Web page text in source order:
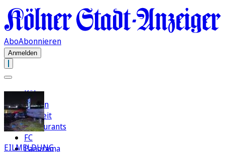
AboAbonnieren
Anmelden
Köln
Region
Freizeit
Restaurants
FC
Panorama
EILMELDUNG